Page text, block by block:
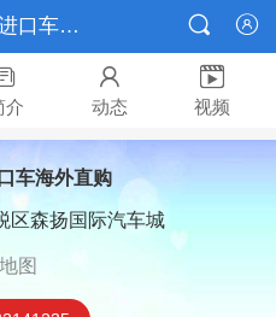
天津大尚进口车海外直购报价 

介

动态

视频
车海外直购
区森扬国际汽车城
地图